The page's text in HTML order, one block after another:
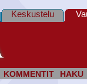
KOMMENTIT HAKU
Keskustelu